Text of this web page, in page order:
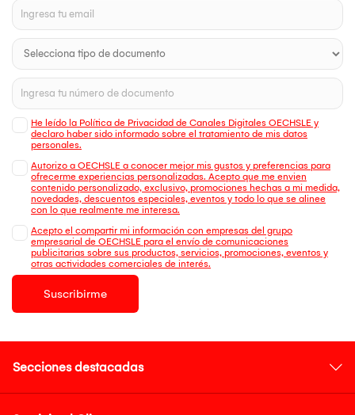
He leído la Política de Privacidad de Canales Digitales OECHSLE y
declaro haber sido informado sobre el tratamiento de mis datos
personales.
Autorizo a OECHSLE a conocer mejor mis gustos y preferencias para
ofrecerme experiencias personalizadas. Acepto que me envien
contenido personalizado, exclusivo, promociones hechas a mi medida,
novedades, descuentos especiales, eventos y todo lo que se alinee
con lo que realmente me interesa.
Acepto el compartir mi información con empresas del grupo
empresarial de OECHSLE para el envío de comunicaciones
publicitarias sobre sus productos, servicios, promociones, eventos y
otras actividades comerciales de interés.
Suscribirme
Secciones destacadas